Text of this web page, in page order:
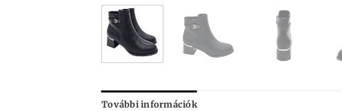
További információk